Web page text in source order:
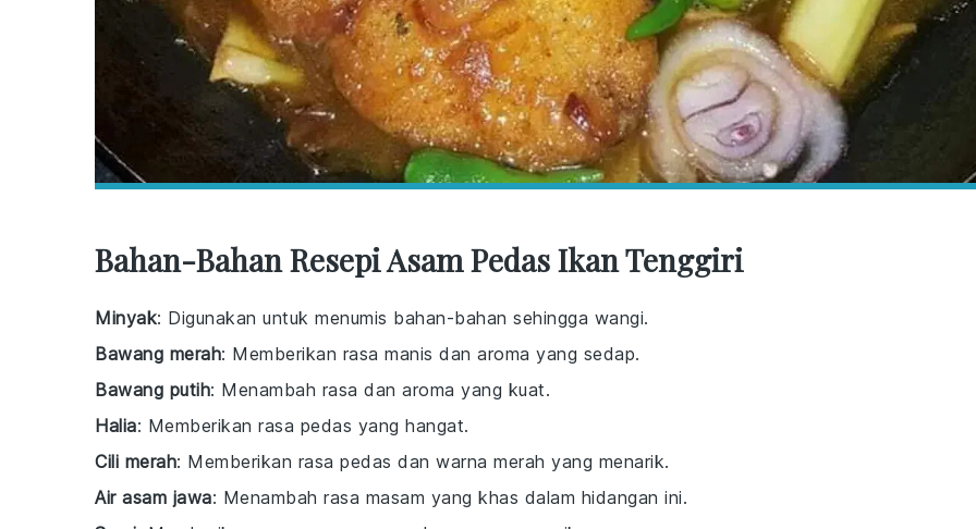
Bahan-Bahan Resepi Asam Pedas Ikan Tenggiri
Minyak: Digunakan untuk menumis bahan-bahan sehingga wangi.
Bawang merah: Memberikan rasa manis dan aroma yang sedap.
Bawang putih: Menambah rasa dan aroma yang kuat.
Halia: Memberikan rasa pedas yang hangat.
Cili merah: Memberikan rasa pedas dan warna merah yang menarik.
Air asam jawa: Menambah rasa masam yang khas dalam hidangan ini.